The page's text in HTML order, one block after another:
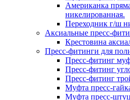
Американка
никелированная.
Переходник г/ш
Аксиальные пресс-
Крестовина
Пресс-фитинги для
Пресс-фитинг
Пресс-фитинг
Пресс-фитинг
Муфта пресс-
Муфта пресс-